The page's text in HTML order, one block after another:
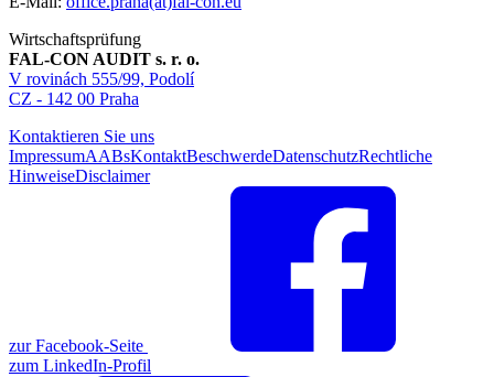
Wirtschaftsprüfung
FAL-CON AUDIT s. r. o.
V rovinách 555/99, Podolí
CZ - 142 00 Praha
Kontaktieren Sie uns
ImpressumAABsKontaktBeschwerdeDatenschutzRechtliche
HinweiseDisclaimer
zur Facebook-Seite
zum LinkedIn-Profil